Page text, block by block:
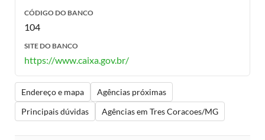
CÓDIGO DO BANCO
104
SITE DO BANCO
https://www.caixa.gov.br/
Endereço e mapa
Agências próximas
Principais dúvidas
Agências em Tres Coracoes/MG